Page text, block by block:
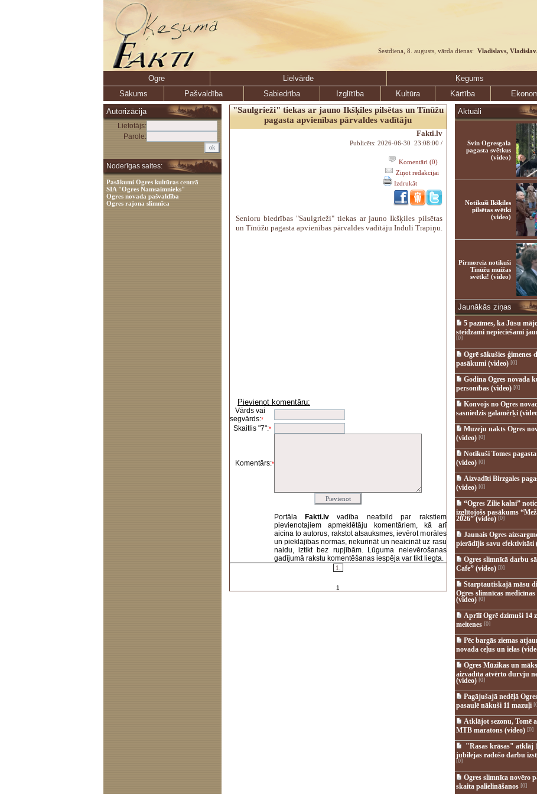
Sestdiena, 8. augusts, vārda dienas: Vladislavs,
Ogre Lielvārde Ķegums
Sākums
Pašvaldība Sabiedrība Izglītība Kultūra Kārtība
Autorizācija
Lietotājs:
Parole:
Noderīgas saites:
Pasākumi Ogres kultūras centrā
SIA "Ogres Namsaimnieks"
Ogres novada pašvaldība
Ogres rajona slimnīca
"Saulgrieži" tiekas ar jauno Ikšķiles pilsētas un Tīnūžu
pagasta apvienības pārvaldes vadītāju
Fakti.lv
Publicēts: 2026-06-30 23:08:00 /
Komentāri (0)
Ziņot redakcijai
Izdrukāt
Senioru biedrības "Saulgrieži" tiekas ar jauno Ikšķiles pilsētas
un Tīnūžu pagasta apvienības pārvaldes vadītāju Induli Trapiņu.
Pievienot komentāru:
Vārds vai
segvārds:*
Skaitlis "7":*
Komentārs:*
Portāla Fakti.lvvadība neatbild par rakstiem
pievienotajiem apmeklētāju komentāriem, kā arī
aicina to autorus, rakstot atsauksmes, ievērot morāles
un pieklājības normas, nekurināt un neaicināt uz rasu
naidu, iztikt bez rupjībām. Lūguma neievērošanas
gadījumā rakstu komentēšanas iespēja var tikt liegta.
1.
1
Aktuāli
Svin Ogresgala
pagasta svētkus
(video)
Notikuši Ikšķiles
pilsētas svētki
(video)
Pirmoreiz notikuši
Tīnūžu muižas
svētki! (video)
Jaunākās ziņas
5 pazīmes, ka Jūsu
steidzami nepieciešami
[0]
Ogrē sākušies ģimenes
pasākumi (video)[0]
Godina Ogres novada
personības (video)[0]
Konvojs no Ogres
sasniedzis galamērķi
Muzeju nakts Ogres
(video)[0]
Notikuši Tomes
(video)[0]
Aizvadīti Birzgales
(video)[0]
“Ogres Zilie kalni”
izglītojošs pasākums
2026” (video)[0]
Jaunais Ogres
pierādījis savu efektivitāti
Ogres slimnīcā darbu
Cafe” (video)[0]
Starptautiskajā māsu
Ogres slimnīcas medicīnas
(video)[0]
Aprīlī Ogrē dzimuši 14
meitenes [0]
Pēc bargās ziemas
novada ceļus un ielas
Ogres Mūzikas un
aizvadīta atvērto durvju
(video)[0]
Pagājušajā nedēļā
pasaulē nākuši 11 mazuļi
Atklājot sezonu, Tomē
MTB maratons (video)[0]
"Rasas krāsas" atklāj
jubilejas radošo darbu
[0]
Ogres slimnīca novēro
skaita palielināšanos [0]